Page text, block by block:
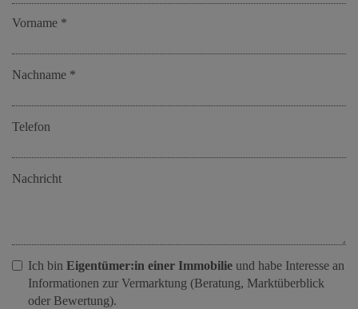
Vorname
Nachname
Telefon
Nachricht
Ich bin Eigentümer:in einer Immobilie und habe Interesse an
Informationen zur Vermarktung (Beratung, Marktüberblick
oder Bewertung).